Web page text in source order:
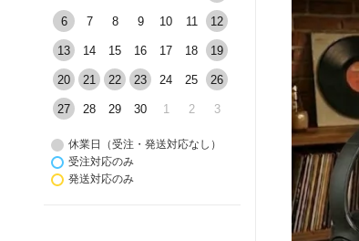
6 7 8 9 10 11 12
13 14 15 16 17 18 19
20 21 22 23 24 25 26
27 28 29 30 1 2 3
休業日（受注・発送対応なし）
受注対応のみ
発送対応のみ